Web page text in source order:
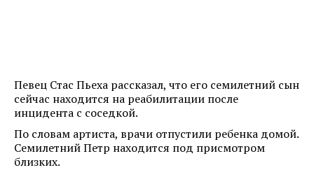
Певец Стас Пьеха рассказал, что его семилетний сын
сейчас находится на реабилитации после
инцидента с соседкой.
По словам артиста, врачи отпустили ребенка домой.
Семилетний Петр находится под присмотром
близких.